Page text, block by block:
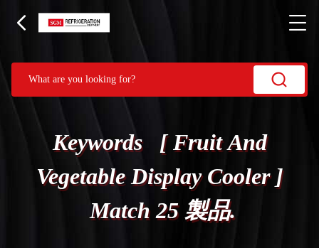
Keywords [ Fruit And
Vegetable Display Cooler ]
Match 25 製品.